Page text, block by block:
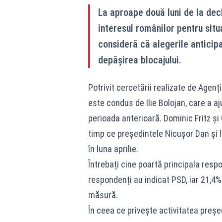
La aproape două luni de la
interesul românilor pentru
consideră că alegerile
depășirea blocajului.
Potrivit cercetării realizate de
este condus de Ilie Bolojan, care a
perioada anterioară. Dominic Fritz
timp ce președintele Nicușor Dan și
în luna aprilie.
Întrebați cine poartă principala
respondenți au indicat PSD, iar
măsură.
În ceea ce privește activitatea